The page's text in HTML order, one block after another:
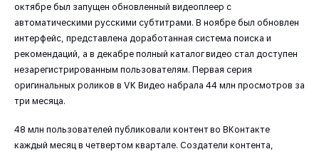
октябре был запущен обновленный видеоплеер с
автоматическими русскими субтитрами. В ноябре был обновлен
интерфейс, представлена доработанная система поиска и
рекомендаций, а в декабре полный каталог видео стал доступен
незарегистрированным пользователям. Первая серия
оригинальных роликов в VK Видео набрала 44 млн просмотров за
три месяца.
48 млн пользователей публиковали контент во ВКонтакте
каждый месяц в четвертом квартале. Создатели контента,